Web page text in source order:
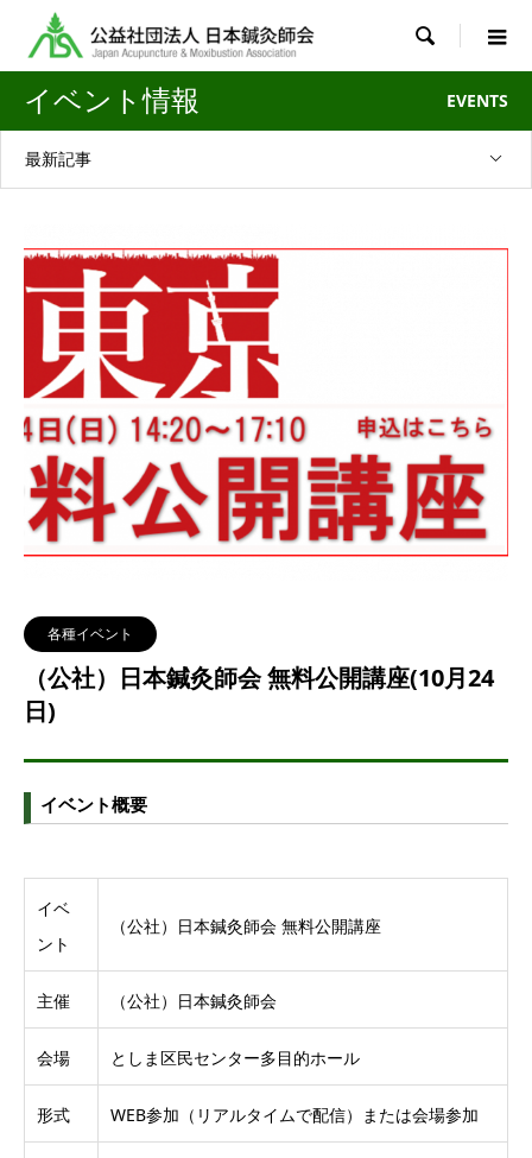

イベント情報 EVENTS
最新記事
各種イベント
（公社）日本鍼灸師会 無料公開講座(10月24
日)
イベント概要
イベ
ント
（公社）日本鍼灸師会 無料公開講座
主催 （公社）日本鍼灸師会
会場 としま区民センター多目的ホール
形式 WEB参加（リアルタイムで配信）または会場参加